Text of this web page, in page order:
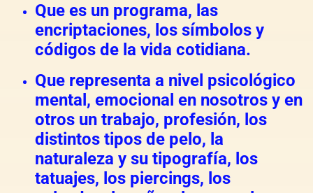
Que es un programa, las
encriptaciones, los símbolos y
códigos de la vida cotidiana.
Que representa a nivel psicológico
mental, emocional en nosotros y en
otros un trabajo, profesión, los
distintos tipos de pelo, la
naturaleza y su tipografía, los
tatuajes, los piercings, los